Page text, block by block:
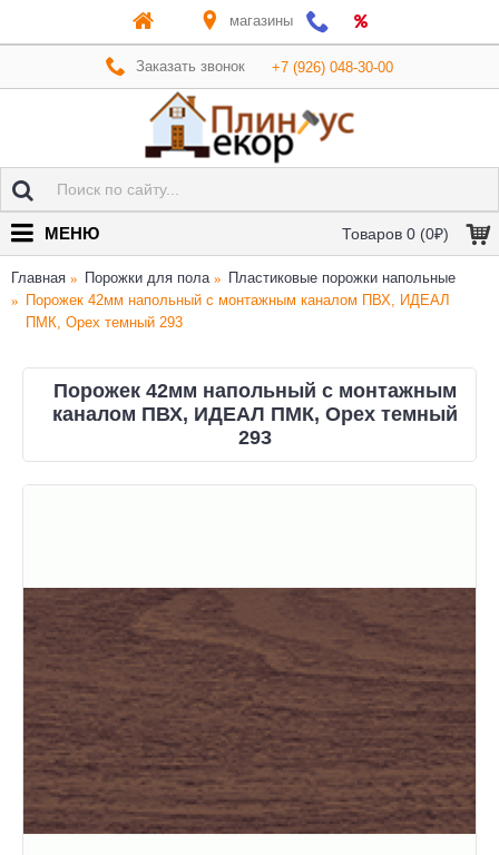
магазины
Заказать звонок +7 (926) 048-30-00
Товаров 0 (0₽)
МЕНЮ
Главная Порожки для пола
Пластиковые порожки напольные
Порожек 42мм напольный с монтажным каналом ПВХ, ИДЕАЛ
ПМК, Орех темный 293
Порожек 42мм напольный с монтажным
каналом ПВХ, ИДЕАЛ ПМК, Орех темный
293